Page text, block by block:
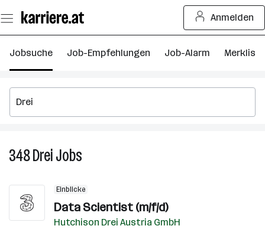
Seiteninhalt
springen
Anmelden
Jobsuche Job-Empfehlungen Job-Alarm Merkliste
348DreiJobs
Einblicke
Data Scientist (m/f/d)
Hutchison Drei Austria GmbH